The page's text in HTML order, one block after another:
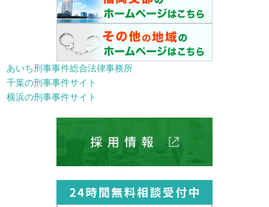
あいち刑事事件総合法律事務所
千葉の刑事事件サイト
横浜の刑事事件サイト